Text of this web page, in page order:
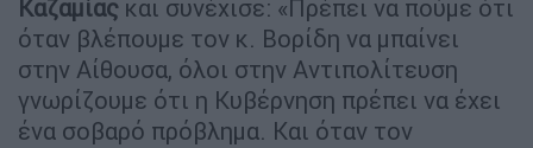
Καζαμίας και συνέχισε: «Πρέπει να πούμε ότι
όταν βλέπουμε τον κ. Βορίδη να μπαίνει
στην Αίθουσα, όλοι στην Αντιπολίτευση
γνωρίζουμε ότι η Κυβέρνηση πρέπει να έχει
ένα σοβαρό πρόβλημα. Και όταν τον